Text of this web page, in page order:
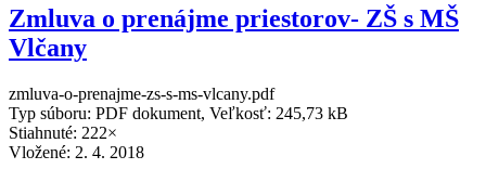
Zmluva o prenájme priestorov- ZŠ s MŠ
Vlčany
zmluva-o-prenajme-zs-s-ms-vlcany.pdf
Typ súboru: PDF dokument, Veľkosť: 245,73 kB
Stiahnuté: 222×
Vložené: 2. 4. 2018